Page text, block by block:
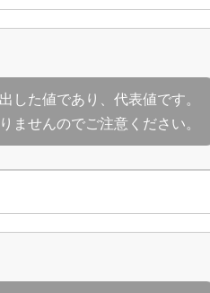
した値であり、代表値です。
ませんのでご注意ください。